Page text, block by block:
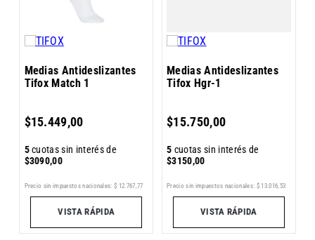
Medias Antideslizantes
Tifox Match 1
$15.449,00
5cuotas sin interés de
$3090,00
Precio sin impuestos nacionales: $ 12 767 77
VISTA RÁPIDA
Medias Antideslizantes
Tifox Hgr-1
$15.750,00
5 cuotas sin interés de
$3150,00
Precio sin impuestos nacionales: $ 13.016 53
VISTA RÁPIDA